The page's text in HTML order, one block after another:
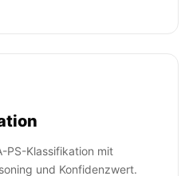
PS-Klassifikation mit
und Konfidenzwert.